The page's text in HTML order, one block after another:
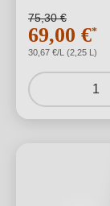
75,30 €
69,00 €*
30,67 €/L (2,25 L)
1